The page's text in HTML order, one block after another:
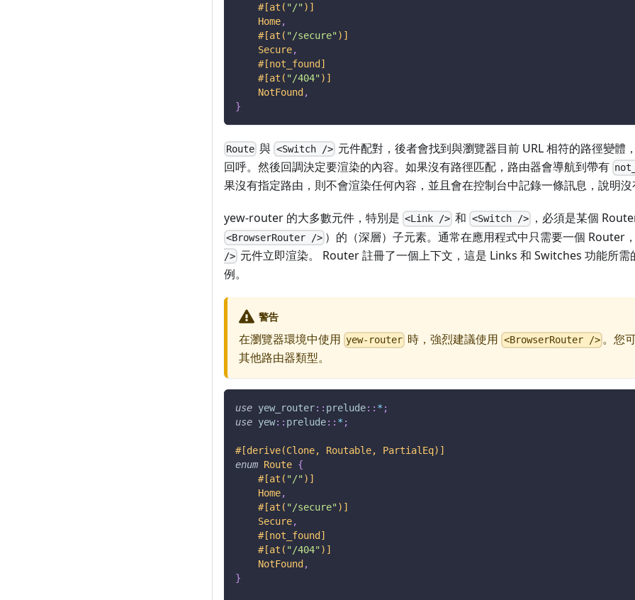
#[at( "/" )]
Home,
#[at( "/secure" )]
Secure,
#[not_found]
#[at( "/404" )]
NotFound ,
}
Route 與 <Switch />元件配對，後者會找到與瀏覽器目前 URL 相符的路徑變體
回呼。然後回調決定要渲染的內容。如果沒有路徑匹配，路由器會導航到帶有
果沒有指定路由，則不會渲染任何內容，並且會在控制台中記錄一條訊息，說明
yew-router 的大多數元件，特別是 <Link /> 和 <Switch />，必須是某個
<BrowserRouter /> ）的（深層）子元素。通常在應用程式中只需要一個 Router
/> 元件立即渲染。 Router 註冊了一個上下文，這是 Links 和 Switches 功能所需
例。
警告
在瀏覽器環境中使用 yew-router 時，強烈建議使用 <BrowserRouter />。您
其他路由器類型。
use yew_router:: prelude:: * ;
use yew:: prelude:: * ;
#[derive(Clone, Routable, PartialEq)]
enum Route {
#[at( "/" )]
Home,
#[at( "/secure" )]
Secure,
#[not_found]
#[at( "/404" )]
NotFound ,
}